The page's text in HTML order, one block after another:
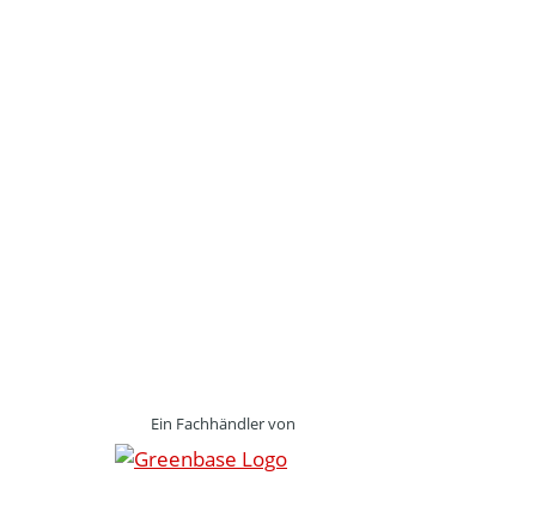
Ein Fachhändler von